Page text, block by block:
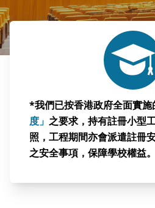
*我們已按香港政府全面實施
度」 之要求，持有註冊小型
照，工程期間亦會派遣註冊
之安全事項，保障學校權益。